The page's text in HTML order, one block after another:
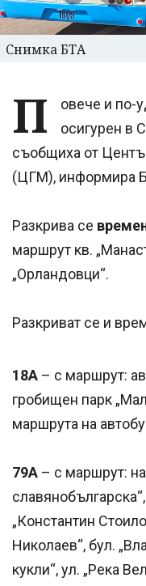
Снимка БТА
П
овече и по-
осигурен в
съобщиха от
(ЦГМ), информира
Разкрива се
маршрут кв.
„Орландовци“.
Разкриват се и
18А – с маршрут:
гробищен парк
маршрута на
79А – с маршрут:
„Константин
Николаев“, бул.
кукли“, ул. „Река